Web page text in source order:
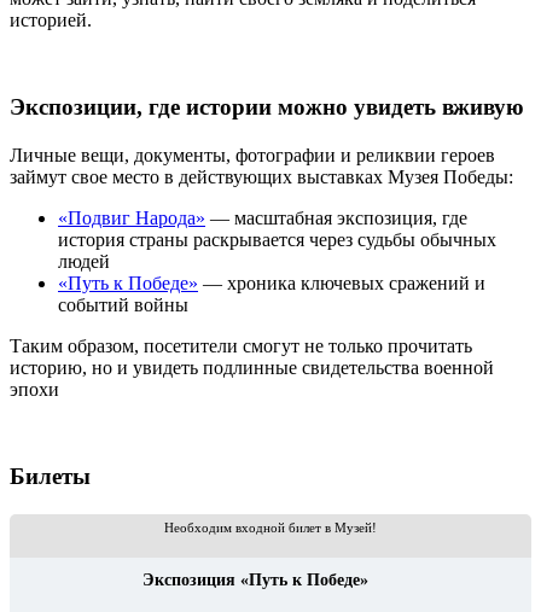
историей.
Экспозиции, где истории можно увидеть вживую
Личные вещи, документы, фотографии и реликвии героев
займут свое место в действующих выставках Музея Победы:
«Подвиг Народа» — масштабная экспозиция, где
история страны раскрывается через судьбы обычных
людей
«Путь к Победе» — хроника ключевых сражений и
событий войны
Таким образом, посетители смогут не только прочитать
историю, но и увидеть подлинные свидетельства военной
эпохи
Билеты
Необходим входной билет в Музей!
Экспозиция «Путь к Победе»